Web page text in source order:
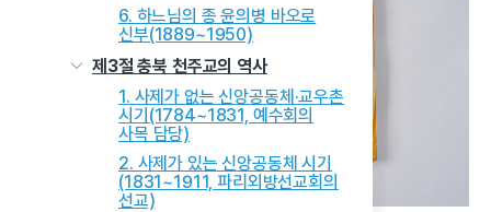
6. 하느님의 종 윤의병 바오로
신부(1889~1950)
제3절 충북 천주교의 역사
1. 사제가 없는 신앙공동체·교우촌
시기(1784~1831, 예수회의
사목 담당)
2. 사제가 있는 신앙공동체 시기
(1831~1911, 파리외방선교회의
선교)